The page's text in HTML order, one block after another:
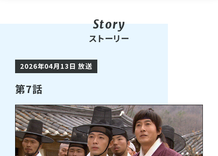
ストーリー
2026年04月13日 放送
第7話